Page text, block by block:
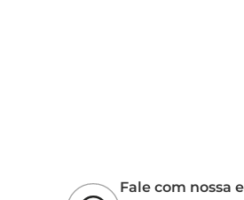
Fale com nossa